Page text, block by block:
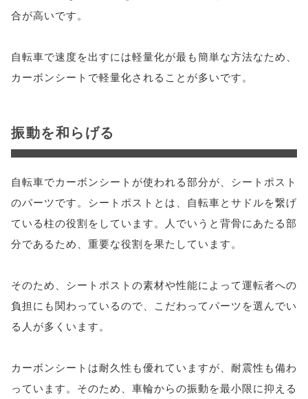
合が高いです。
自転車で速度を出すには軽量化が最も簡単な方法なため、
カーボンシートで軽量化されることが多いです。
振動を和らげる
自転車でカーボンシートが使われる部分が、シートポスト
のパーツです。シートポストとは、自転車とサドルを繋げ
ている柱の役割をしています。人でいうと背骨にあたる部
分であるため、重要な役割を果たしています。
そのため、シートポストの素材や性能によって運転者への
負担にも関わっているので、こだわってパーツを選んでい
る人が多くいます。
カーボンシートは耐久性も優れていますが、耐震性も備わ
っています。そのため、車輪からの振動を最小限に抑える